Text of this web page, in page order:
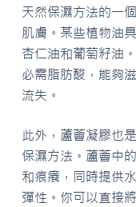
天然保濕方法的一
肌膚。某些植物油
杏仁油和葡萄籽油
必需脂肪酸，能夠
流失。
此外，蘆薈凝膠也
保濕方法。蘆薈中
和痕癢，同時提供
彈性。你可以直接